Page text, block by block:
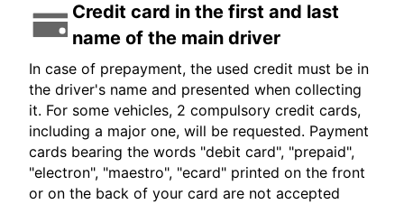
Credit card in the first and last
name of the main driver
In case of prepayment, the used credit must be in
the driver's name and presented when collecting
it. For some vehicles, 2 compulsory credit cards,
including a major one, will be requested. Payment
cards bearing the words "debit card", "prepaid",
"electron", "maestro", "ecard" printed on the front
or on the back of your card are not accepted